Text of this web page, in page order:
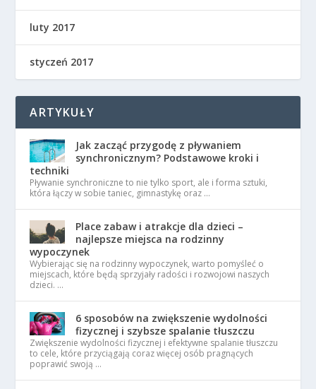
luty 2017
styczeń 2017
ARTYKUŁY
Jak zacząć przygodę z pływaniem
synchronicznym? Podstawowe kroki i
techniki
Pływanie synchroniczne to nie tylko sport, ale i forma sztuki,
która łączy w sobie taniec, gimnastykę oraz …
Place zabaw i atrakcje dla dzieci –
najlepsze miejsca na rodzinny
wypoczynek
Wybierając się na rodzinny wypoczynek, warto pomyśleć o
miejscach, które będą sprzyjały radości i rozwojowi naszych
dzieci. …
6 sposobów na zwiększenie wydolności
fizycznej i szybsze spalanie tłuszczu
Zwiększenie wydolności fizycznej i efektywne spalanie tłuszczu
to cele, które przyciągają coraz więcej osób pragnących
poprawić swoją …